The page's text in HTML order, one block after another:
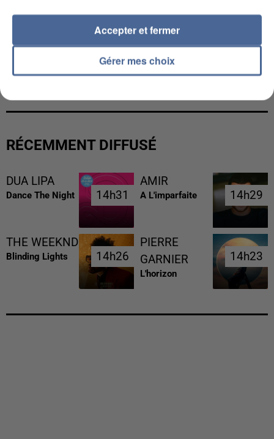
UNE TOURISTE DE L’OISE EMPORTÉE PAR UNE
COULÉE DE BOUE EN HAUTE-SAVOIE
RÉCEMMENT DIFFUSÉ
DUA LIPA
Dance The Night 14h31
14h31
AMIR
A L'imparfaite 14h29
14h29
THE WEEKND
Blinding Lights 14h26
14h26
PIERRE
GARNIER
L'horizon
14h23
14h23
Gérer mes choix
Accepter et fermer